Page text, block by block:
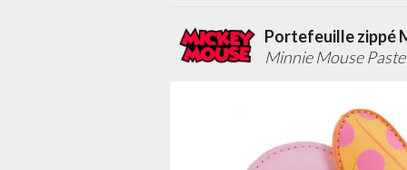
Portefeuille zippé
Minnie Mouse